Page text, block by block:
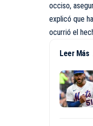
occiso,
explicó que
ocurrió el
Leer Más